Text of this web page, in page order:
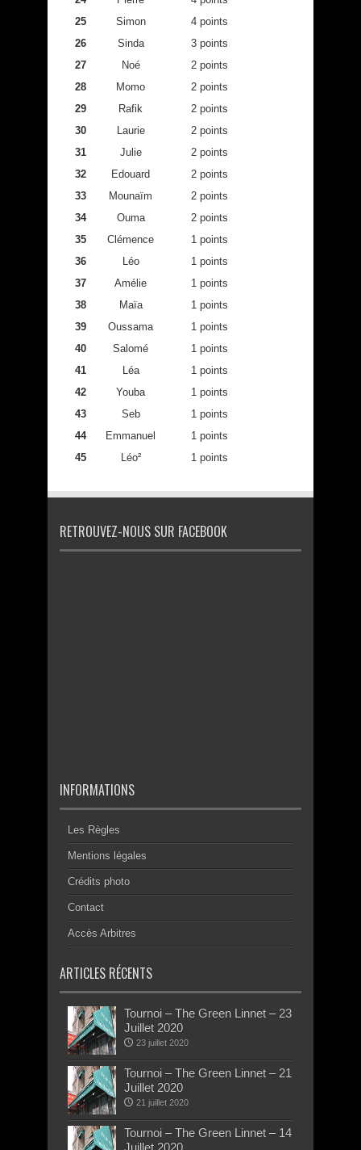
25
Simon
4 points
26
Sinda
3 points
27
Noé
2 points
28
Momo
2 points
29
Rafik
2 points
30
Laurie
2 points
31
Julie
2 points
32
Edouard
2 points
33
Mounaïm
2 points
34
Ouma
2 points
35
Clémence
1 points
36
Léo
1 points
37
Amélie
1 points
38
Maïa
1 points
39
Oussama
1 points
40
Salomé
1 points
41
Léa
1 points
42
Youba
1 points
43
Seb
1 points
44
Emmanuel
1 points
45
Léo² 1 points
RETROUVEZ-NOUS SUR FACEBOOK
INFORMATIONS
Les Règles
Mentions légales
Crédits photo
Contact
Accès Arbitres
ARTICLES RÉCENTS
Tournoi – The Green Linnet – 23
Juillet 2020
23 juillet 2020
Tournoi – The Green Linnet – 21
Juillet 2020
21 juillet 2020
Tournoi – The Green Linnet – 14
Juillet 2020